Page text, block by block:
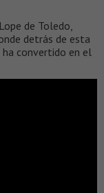
de Toledo,
detrás de esta
ha convertido en el